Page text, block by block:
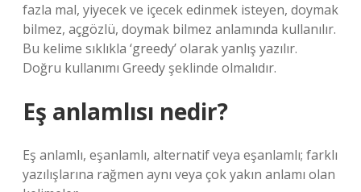
fazla mal, yiyecek ve içecek edinmek isteyen, doymak
bilmez, açgözlü, doymak bilmez anlamında kullanılır.
Bu kelime sıklıkla ‘greedy’ olarak yanlış yazılır.
Doğru kullanımı Greedy şeklinde olmalıdır.
Eş anlamlısı nedir?
Eş anlamlı, eşanlamlı, alternatif veya eşanlamlı; farklı
yazılışlarına rağmen aynı veya çok yakın anlamı olan